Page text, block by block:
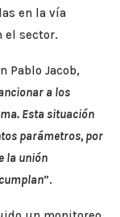
en la vía
el sector.
Pablo Jacob,
a los
Esta situación
parámetros, por
la unión
”.